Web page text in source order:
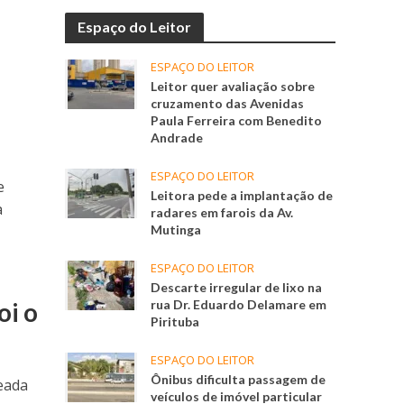
o
Espaço do Leitor
ESPAÇO DO LEITOR
Leitor quer avaliação sobre
cruzamento das Avenidas
Paula Ferreira com Benedito
Andrade
ESPAÇO DO LEITOR
Leitora pede a implantação de
radares em farois da Av.
Mutinga
ESPAÇO DO LEITOR
Descarte irregular de lixo na
rua Dr. Eduardo Delamare em
Pirituba
ESPAÇO DO LEITOR
Ônibus dificulta passagem de
veículos de imóvel particular